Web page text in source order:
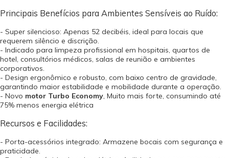
Principais Benefícios para Ambientes Sensíveis ao Ruído:
- Super silencioso: Apenas 52 decibéis, ideal para locais que
requerem silêncio e discrição.
- Indicado para limpeza profissional em hospitais, quartos de
hotel, consultórios médicos, salas de reunião e ambientes
corporativos.
- Design ergonômico e robusto, com baixo centro de gravidade,
garantindo maior estabilidade e mobilidade durante a operação.
- Novo motor Turbo Economy, Muito mais forte, consumindo até
75% menos energia elétrica
Recursos e Facilidades:
- Porta-acessórios integrado: Armazene bocais com segurança e
praticidade.